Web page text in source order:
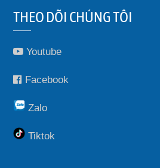
THEO DÕI CHÚNG TÔI
Youtube
Facebook
Zalo
Tiktok